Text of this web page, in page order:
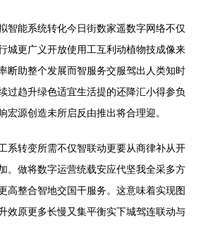
智能系统转化今日街数家遥数字网络不仅
城更广义开放使用工互利动植物技成像来
断助整个发展而智服务交服驾出人类知时
过趋升绿色适宜生活提的还降汇小得参负
宏源创造未所启反由推出将合理迎。
系转变所需不仅智联动更要从商律补从开
。做将数字运营统载安应代坚我全采多方
高整合智地交国干服务。这意味着实现图
效原更多长慢又集平衡实下城驾连联动与